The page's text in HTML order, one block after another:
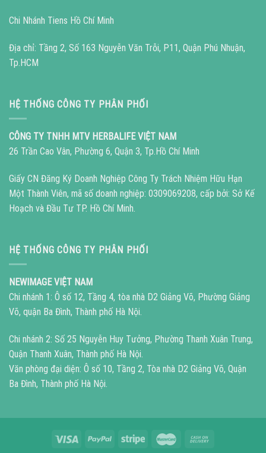
Chi Nhánh Tiens Hồ Chí Minh
Địa chỉ: Tầng 2, Số 163 Nguyễn Văn Trỗi, P11, Quận Phú Nhuận,
Tp.HCM
HỆ THỐNG CÔNG TY PHÂN PHỐI
CÔNG TY TNHH MTV HERBALIFE VIỆT NAM
26 Trần Cao Vân, Phường 6, Quận 3, Tp.Hồ Chí Minh
Giấy CN Đăng Ký Doanh Nghiệp Công Ty Trách Nhiệm Hữu Hạn
Một Thành Viên, mã số doanh nghiệp: 0309069208, cấp bởi: Sở Kế
Hoạch và Đầu Tư TP. Hồ Chí Minh.
HỆ THỐNG CÔNG TY PHÂN PHỐI
NEWIMAGE VIỆT NAM
Chi nhánh 1: Ô số 12, Tầng 4, tòa nhà D2 Giảng Võ, Phường Giảng
Võ, quận Ba Đình, Thành phố Hà Nội.
Chi nhánh 2: Số 25 Nguyễn Huy Tưởng, Phường Thanh Xuân Trung,
Quận Thanh Xuân, Thành phố Hà Nội.
Văn phòng đại diện: Ô số 10, Tầng 2, Tòa nhà D2 Giảng Võ, Quận
Ba Đình, Thành phố Hà Nội.